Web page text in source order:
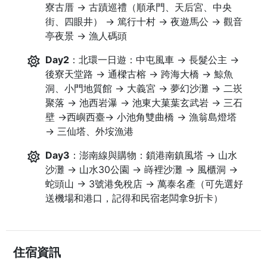
寮古厝 → 古蹟巡禮（順承門、天后宮、中央
街、四眼井） → 篤行十村 → 夜遊馬公 → 觀音
亭夜景 → 漁人碼頭
Day2 ：北環一日遊：中屯風車 → 長髮公主 →
後寮天堂路 → 通樑古榕 → 跨海大橋 → 鯨魚
洞、小門地質館 → 大義宮 → 夢幻沙灘 → 二崁
聚落 → 池西岩瀑 → 池東大菓葉玄武岩 → 三石
壁 →西嶼西臺→ 小池角雙曲橋 → 漁翁島燈塔
→ 三仙塔、外垵漁港
Day3 ：澎南線與購物：鎖港南鎮風塔 → 山水
沙灘 → 山水30公園 → 嵵裡沙灘 → 風櫃洞 →
蛇頭山 → 3號港免稅店 → 萬泰名產（可先選好
送機場和港口，記得和民宿老闆拿9折卡）
住宿資訊